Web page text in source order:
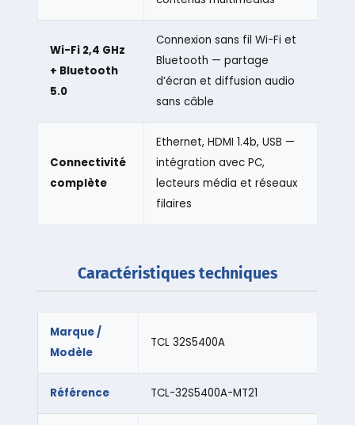
Wi-Fi 2,4 GHz
+ Bluetooth
5.0
Connexion sans fil Wi-Fi et
Bluetooth — partage
d’écran et diffusion audio
sans câble
Connectivité
complète
Ethernet, HDMI 1.4b, USB —
intégration avec PC,
lecteurs média et réseaux
filaires
Caractéristiques techniques
Marque /
Modèle
TCL 32S5400A
Référence TCL-32S5400A-MT21